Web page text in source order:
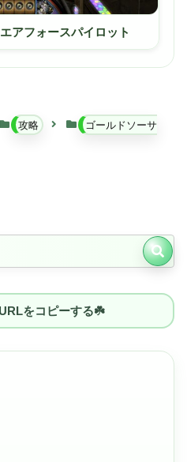
フォースパイロット
攻略
ゴールドソーサ
をコピーする☘️